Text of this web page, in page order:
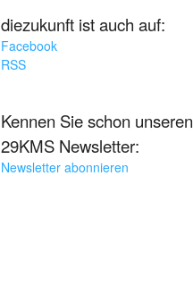
diezukunft ist auch auf:
Facebook
RSS
Kennen Sie schon unseren
29KMS Newsletter:
Newsletter abonnieren